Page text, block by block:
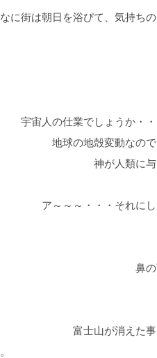
に街は朝日を浴びて、気持ちの
士山が・・
人の仕業でしょうか・・
の地殻変動なのでしょ
人類に与えた試練
～～・・・それにしても
下が・・・・
山が消えた事との関